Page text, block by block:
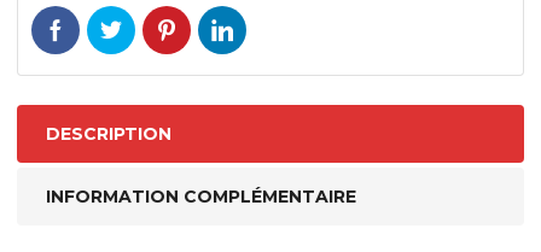
DESCRIPTION
INFORMATION COMPLÉMENTAIRE